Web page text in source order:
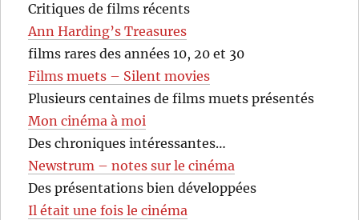
Critiques de films récents
Ann Harding’s Treasures
films rares des années 10, 20 et 30
Films muets – Silent movies
Plusieurs centaines de films muets présentés
Mon cinéma à moi
Des chroniques intéressantes…
Newstrum – notes sur le cinéma
Des présentations bien développées
Il était une fois le cinéma